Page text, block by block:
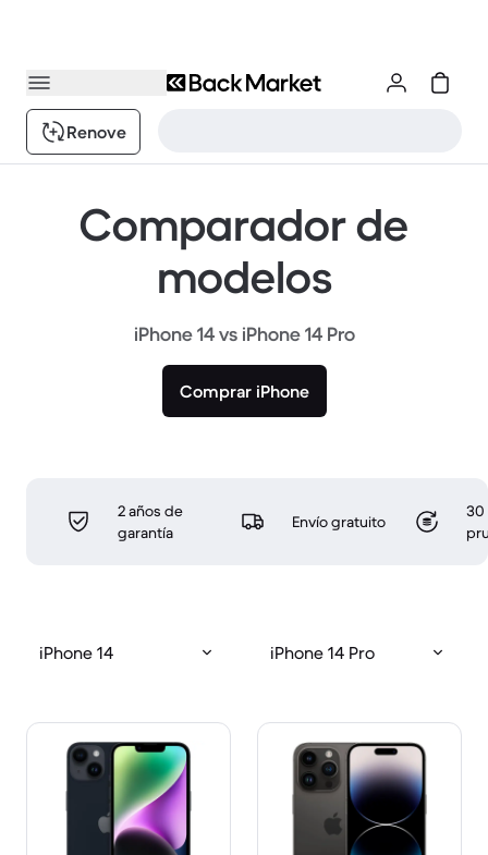
Renove
Comparador de
modelos
iPhone 14 vs iPhone 14 Pro
Comprar iPhone
2 años de
garantía
Envío gratuito
30
iPhone 14 iPhone 14 Pro